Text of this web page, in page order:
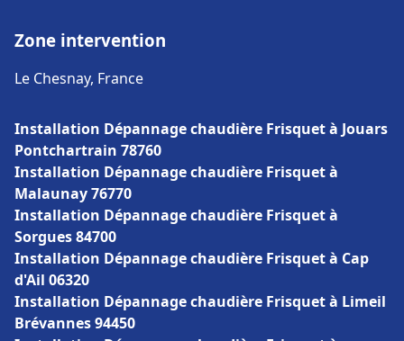
Zone intervention
Le Chesnay, France
Installation Dépannage chaudière Frisquet à Jouars
Pontchartrain 78760
Installation Dépannage chaudière Frisquet à
Malaunay 76770
Installation Dépannage chaudière Frisquet à
Sorgues 84700
Installation Dépannage chaudière Frisquet à Cap
d'Ail 06320
Installation Dépannage chaudière Frisquet à Limeil
Brévannes 94450